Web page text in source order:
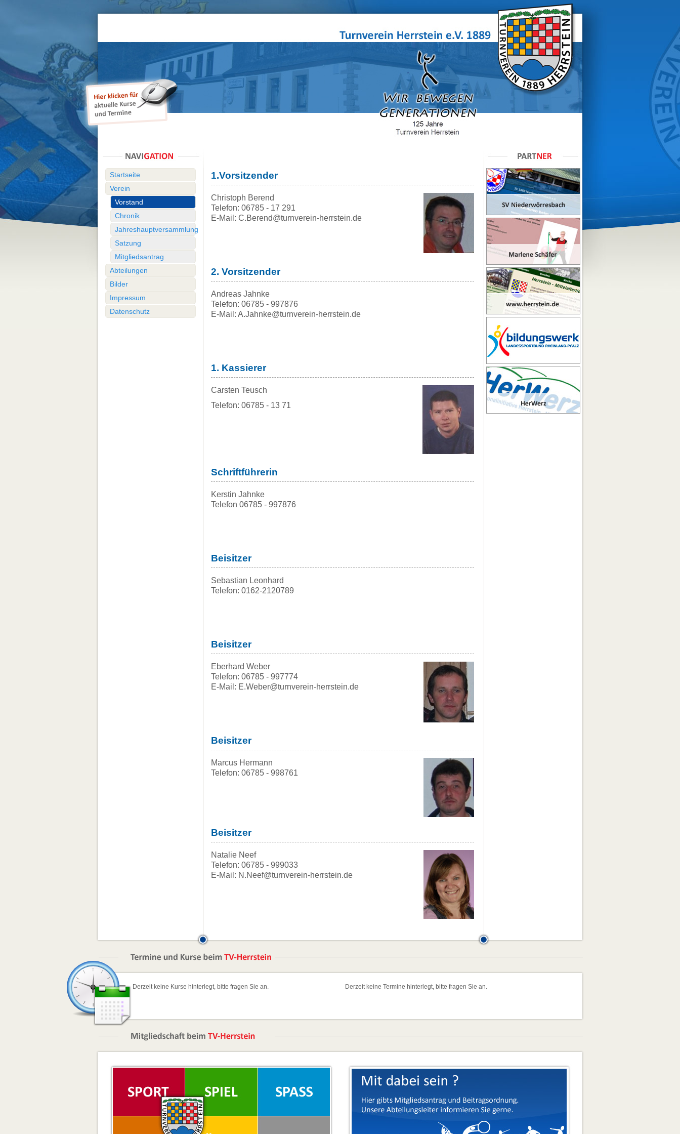
Startseite
Verein
Vorstand
Chronik
Jahreshauptversammlung
Satzung
Mitgliedsantrag
Abteilungen
Bilder
Impressum
Datenschutz
1.Vorsitzender
Christoph Berend
Telefon: 06785 - 17 291
E-Mail: C.Berend@turnverein-herrstein.de
2. Vorsitzender
Andreas Jahnke
Telefon: 06785 - 997876
E-Mail: A.Jahnke@turnverein-herrstein.de
1. Kassierer
Carsten Teusch
Telefon: 06785 - 13 71
Schriftführerin
Kerstin Jahnke
Telefon 06785 - 997876
Beisitzer
Sebastian Leonhard
Telefon: 0162-2120789
Beisitzer
Eberhard Weber
Telefon: 06785 - 997774
E-Mail: E.Weber@turnverein-herrstein.de
Beisitzer
Marcus Hermann
Telefon: 06785 - 998761
Beisitzer
Natalie Neef
Telefon: 06785 - 999033
E-Mail: N.Neef@turnverein-herrstein.de
Derzeit keine Kurse hinterlegt, bitte fragen Sie an. Derzeit keine Termine hinterlegt, bitte fragen Sie an.